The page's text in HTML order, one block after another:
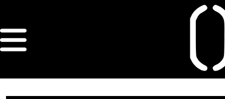
ORDRE DES
ARCHITECTES